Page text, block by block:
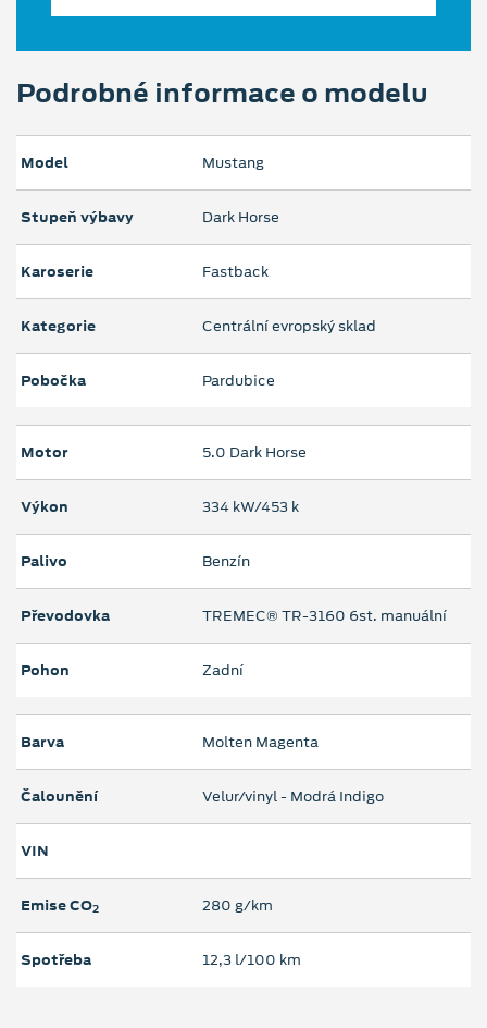
Podrobné informace o modelu
Model Mustang
Stupeň výbavy Dark Horse
Karoserie Fastback
Kategorie Centrální evropský sklad
Pobočka Pardubice
Motor 5.0 Dark Horse
Výkon 334 kW/453 k
Palivo Benzín
Převodovka TREMEC® TR-3160 6st. manuální
Pohon Zadní
Barva Molten Magenta
Čalounění Velur/vinyl - Modrá Indigo
VIN
Emise CO2 280 g/km
Spotřeba 12,3 l/100 km